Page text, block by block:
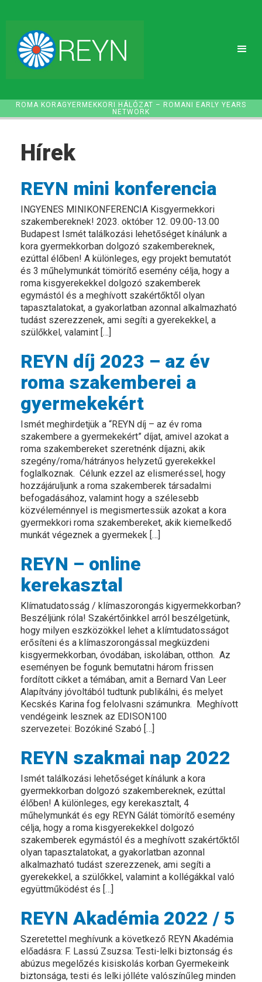
ROMA KORAGYERMEKKORI HÁLÓZAT – ROMANI EARLY YEARS
NETWORK
Hírek
REYN mini konferencia
INGYENES MINIKONFERENCIA Kisgyermekkori
szakembereknek! 2023. október 12. 09.00-13.00
Budapest Ismét találkozási lehetőséget kínálunk a
kora gyermekkorban dolgozó szakembereknek,
ezúttal élőben! A különleges, egy projekt bemutatót
és 3 műhelymunkát tömörítő esemény célja, hogy a
roma kisgyerekekkel dolgozó szakemberek
egymástól és a meghívott szakértőktől olyan
tapasztalatokat, a gyakorlatban azonnal alkalmazható
tudást szerezzenek, ami segíti a gyerekekkel, a
szülőkkel, valamint […]
REYN díj 2023 – az év
roma szakemberei a
gyermekekért
Ismét meghirdetjük a “REYN díj – az év roma
szakembere a gyermekekért” díjat, amivel azokat a
roma szakembereket szeretnénk díjazni, akik
szegény/roma/hátrányos helyzetű gyerekekkel
foglalkoznak. Célunk ezzel az elismeréssel, hogy
hozzájáruljunk a roma szakemberek társadalmi
befogadásához, valamint hogy a szélesebb
közvéleménnyel is megismertessük azokat a kora
gyermekkori roma szakembereket, akik kiemelkedő
munkát végeznek a gyermekek […]
REYN – online
kerekasztal
Klímatudatosság / klímaszorongás kigyermekkorban?
Beszéljünk róla! Szakértőinkkel arról beszélgetünk,
hogy milyen eszközökkel lehet a klímtudatosságot
erősíteni és a klímaszorongással megküzdeni
kisgyermekkorban, óvodában, iskolában, otthon. Az
eseményen be fogunk bemutatni három frissen
fordított cikket a témában, amit a Bernard Van Leer
Alapítvány jóvoltából tudtunk publikálni, és melyet
Kecskés Karina fog felolvasni számunkra. Meghívott
vendégeink lesznek az EDISON100
szervezetei: Bozókiné Szabó […]
REYN szakmai nap 2022
Ismét találkozási lehetőséget kínálunk a kora
gyermekkorban dolgozó szakembereknek, ezúttal
élőben! A különleges, egy kerekasztalt, 4
műhelymunkát és egy REYN Gálát tömörítő esemény
célja, hogy a roma kisgyerekekkel dolgozó
szakemberek egymástól és a meghívott szakértőktől
olyan tapasztalatokat, a gyakorlatban azonnal
alkalmazható tudást szerezzenek, ami segíti a
gyerekekkel, a szülőkkel, valamint a kollégákkal való
együttműködést és […]
REYN Akadémia 2022 / 5
Szeretettel meghívunk a következő REYN Akadémia
előadásra: F. Lassú Zsuzsa: Testi-lelki biztonság és
abúzus megelőzés kisiskolás korban Gyermekeink
biztonsága, testi és lelki jólléte valószínűleg minden